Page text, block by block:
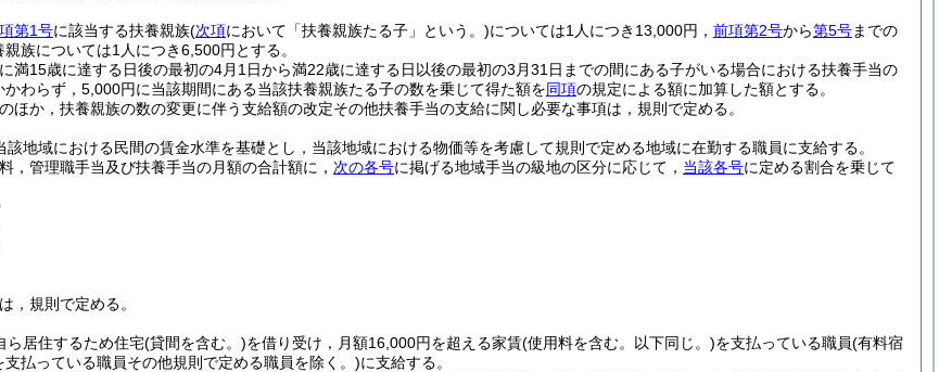
第1号に該当する扶養親族(次項において「扶養親族たる子」という。)については1人につき13,000円， 前項第2号から第5号までの
族については1人につき6,500円とする。
満15歳に達する日後の最初の4月1日から満22歳に達する日以後の最初の3月31日までの間にある子がいる場合における扶養手当の
かわらず，5,000円に当該期間にある当該扶養親族たる子の数を乗じて得た額を同項の規定による額に加算した額とする。
ほか，扶養親族の数の変更に伴う支給額の改定その他扶養手当の支給に関し必要な事項は，規則で定める。
該地域における民間の賃金水準を基礎とし，当該地域における物価等を考慮して規則で定める地域に在勤する職員に支給する。
，管理職手当及び扶養手当の月額の合計額に， 次の各号に掲げる地域手当の級地の区分に応じて， 当該各号に定める割合を乗じて
，規則で定める。
ら居住するため住宅(貸間を含む。)を借り受け，月額16,000円を超える家賃(使用料を含む。以下同じ。)を支払っている職員(有料宿
払っている職員その他規則で定める職員を除く。)に支給する。